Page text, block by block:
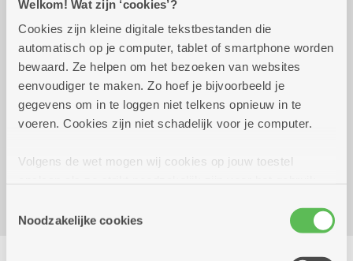
Welkom! Wat zijn ‘cookies’?
Cookies zijn kleine digitale tekstbestanden die
automatisch op je computer, tablet of smartphone worden
bewaard. Ze helpen om het bezoeken van websites
eenvoudiger te maken. Zo hoef je bijvoorbeeld je
gegevens om in te loggen niet telkens opnieuw in te
voeren. Cookies zijn niet schadelijk voor je computer.
Volgens de wet mogen wij cookies op jouw toestel
cookies hebben we jouw toestemming nodig. Sommige
cookies worden geplaatst door derde partijen die een
Noodzakelijke cookies
Wekelijks op donderdag tot 31
december 2026
14.00 uur tot
15.30 uur
Reserveer vervoer
Portugesestraat 1
2660 Hoboken